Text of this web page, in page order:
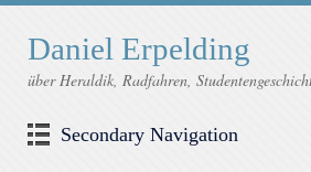
Daniel Erpelding
über Heraldik, Radfahren,
Secondary Navigation